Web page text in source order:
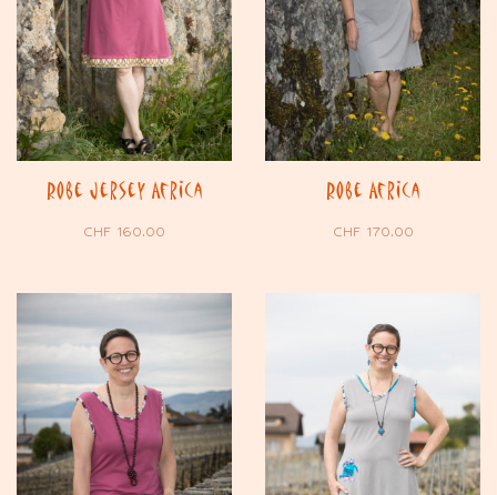
Robe Jersey Africa
CHF 160.00
Robe Africa
CHF170.00